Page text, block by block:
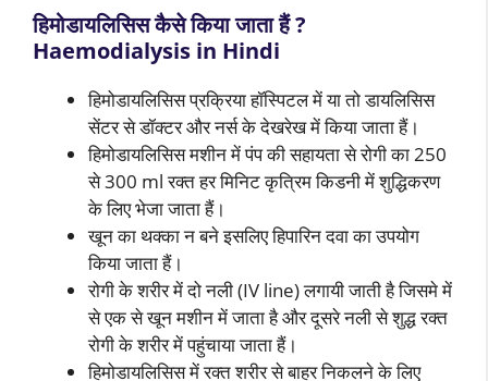
हिमोडायलिसिस कैसे किया जाता हैं ?
Haemodialysis in Hindi
हिमोडायलिसिस प्रक्रिया हॉस्पिटल में या तो डायलिसिस
सेंटर से डॉक्टर और नर्स के देखरेख में किया जाता हैं।
हिमोडायलिसिस मशीन में पंप की सहायता से रोगी का 250
से 300 ml रक्त हर मिनिट कृत्रिम किडनी में शुद्धिकरण
के लिए भेजा जाता हैं।
खून का थक्का न बने इसलिए हिपारिन दवा का उपयोग
किया जाता हैं।
रोगी के शरीर में दो नली (IV line) लगायी जाती है जिसमे में
से एक से खून मशीन में जाता है और दूसरे नली से शुद्ध रक्त
रोगी के शरीर में पहुंचाया जाता हैं।
हिमोडायलिसिस में रक्त शरीर से बाहर निकलने के लिए